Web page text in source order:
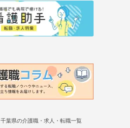
千葉県の介護職・求人・転職一覧